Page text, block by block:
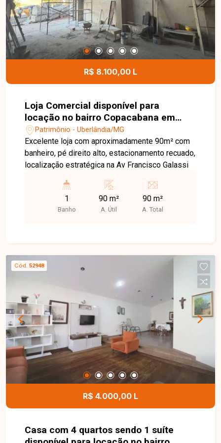
uma visita. Nossa equipe está à disposição para
apresentar todos os detalhes deste imóvel e
ajudar você a encontrar o ponto comercial ideal
para o seu negócio.
R$ 8.100,00 L
Loja Comercial disponível para
locação no bairro Copacabana em
Uberlândia-MG
Patrimônio - Uberlândia/MG
Excelente loja com aproximadamente 90m² com
banheiro, pé direito alto, estacionamento recuado,
localização estratégica na Av Francisco Galassi
1
Banho
90 m²
A. Útil
90 m²
A. Total
Cód. 52948
R$ 4.000,00 L
Casa com 4 quartos sendo 1 suíte